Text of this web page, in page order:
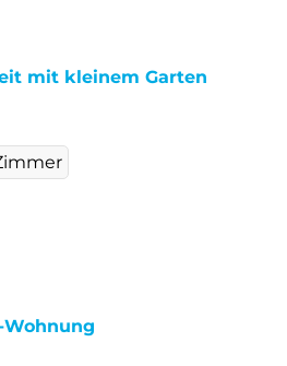
mit kleinem Garten
Wohnung